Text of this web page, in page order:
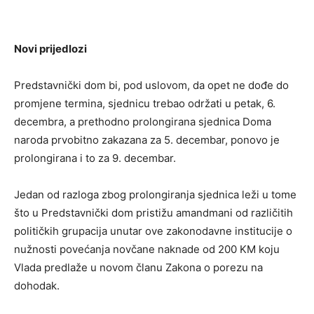
Novi prijedlozi
Predstavnički dom bi, pod uslovom, da opet ne dođe do
promjene termina, sjednicu trebao održati u petak, 6.
decembra, a prethodno prolongirana sjednica Doma
naroda prvobitno zakazana za 5. decembar, ponovo je
prolongirana i to za 9. decembar.
Jedan od razloga zbog prolongiranja sjednica leži u tome
što u Predstavnički dom pristižu amandmani od različitih
političkih grupacija unutar ove zakonodavne institucije o
nužnosti povećanja novčane naknade od 200 KM koju
Vlada predlaže u novom članu Zakona o porezu na
dohodak.